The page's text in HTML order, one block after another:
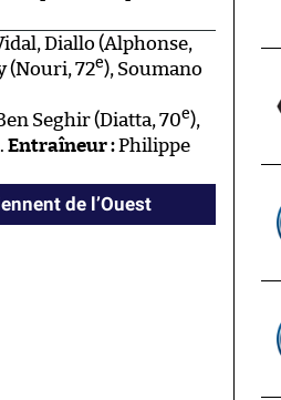
Diallo (Alphonse,
(Nouri, 72e), Soumano
Seghir (Diatta, 70e),
Entraîneur :Philippe
de l’Ouest